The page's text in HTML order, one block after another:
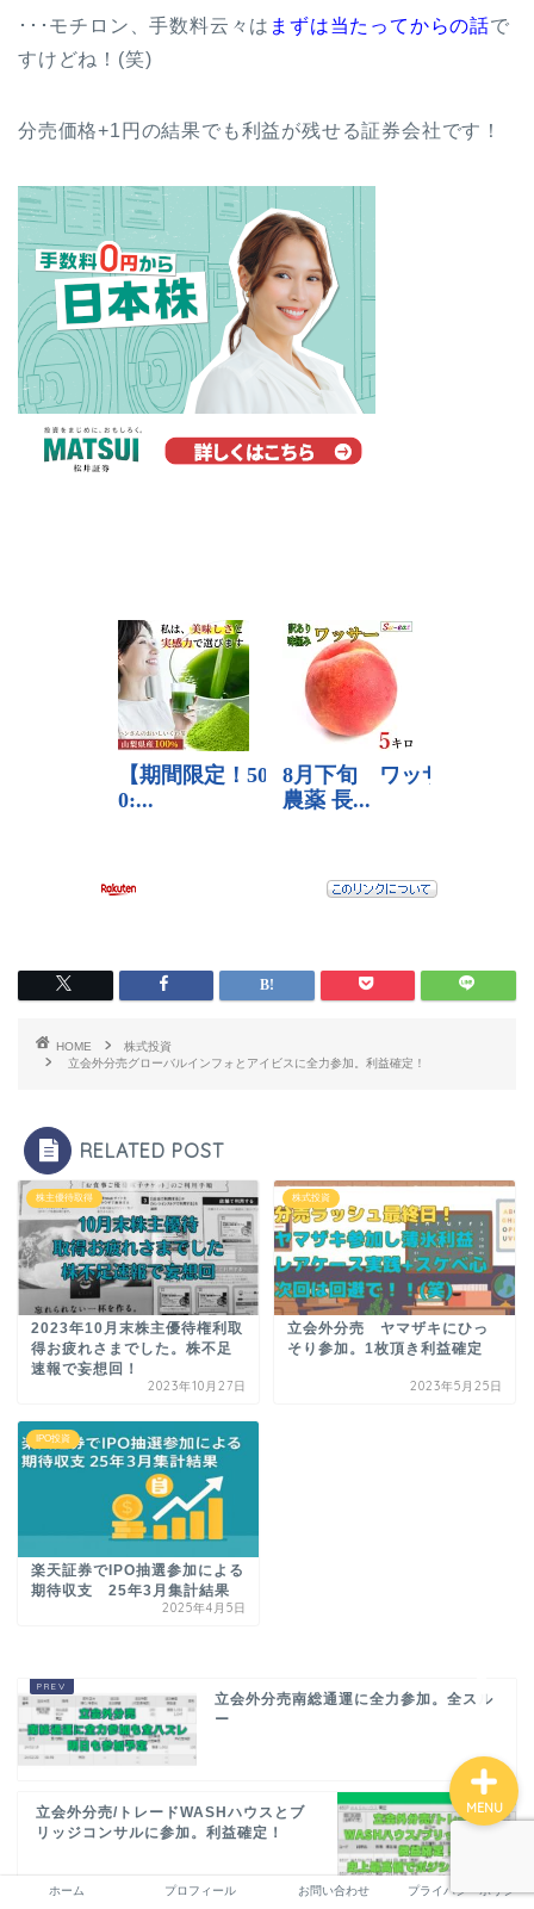
･･･モチロン、手数料云々は まずは当たってからの話で
すけどね！(笑)
分売価格+1円の結果でも利益が残せる証券会社です！
HOME
株式投資
立会外分売グローバルインフォとアイビスに全力参加。利益確定！
RELATED POST
株主優待取得
2023年10月末株主優待権利取
得お疲れさまでした。株不足
速報で妄想回！
2023年10月27日
株式投資
立会外分売 ヤマザキにひっ
そり参加。1枚頂き利益確定
2023年5月25日
IPO投資
楽天証券でIPO抽選参加による
期待収支 25年3月集計結果
2025年4月5日
立会外分売南総通運に全力参加。全スル
ー
立会外分売/トレードWASHハウスとブ
リッジコンサルに参加。利益確定！
ホーム プロフィール お問い合わせ プライバシーポリシー
MENU